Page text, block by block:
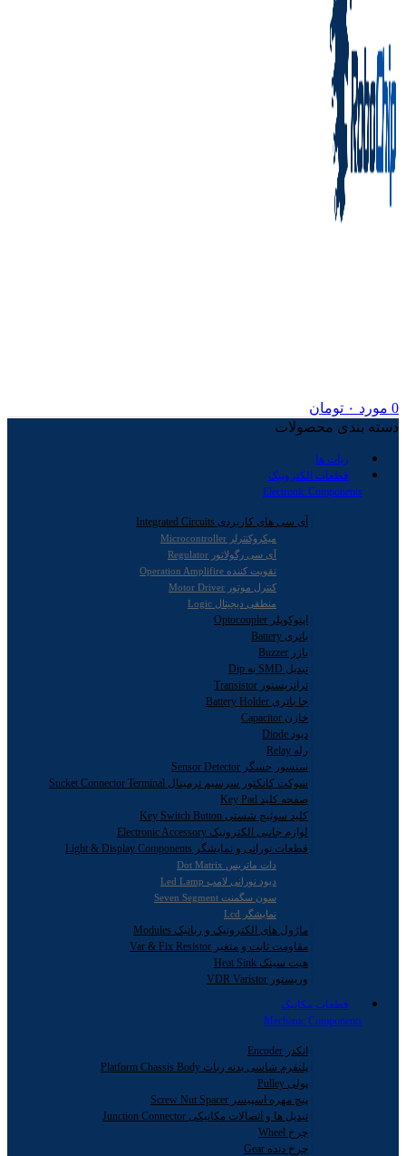
0 مورد ۰ تومان
دسته بندی محصولات
ربات ها
قطعات الکترونیک
Electronic Components
آی سی های کاربردی Integrated Circuits
میکروکنترلر Microcontroller
آی سی رگولاتور Regulator
تقویت کننده Operation Amplifire
کنترل موتور Motor Driver
منطقی دیجیتال Logic
اپتوکوپلر Optocoupler
باتری Battery
بازر Buzzer
تبدیل SMD به Dip
ترانزیستور Transistor
جا باتری Battery Holder
خازن Capacitor
دیود Diode
رله Relay
سنسور حسگر Sensor Detector
سوکت کانکتور سرسیم ترمینال Sucket Connector Terminal
صفحه کلید Key Pad
کلید سوئیچ شستی Key Switch Button
لوازم جانبی الکترونیک Electronic Accessory
قطعات نورانی و نمایشگر Light & Display Components
دات ماتریس Dot Matrix
دیود نورانی لامپ Led Lamp
سون سگمنت Seven Segment
نمایشگر Lcd
ماژول های الکترونیک و رباتیک Modules
مقاومت ثابت و متغیر Var & Fix Resistor
هیت سینک Heat Sink
وریستور VDR Varistor
قطعات مکانیک
Mechanic Components
انکدر Encoder
پلتفرم شاسی بدنه ربات Platform Chassis Body
پولی Pulley
پیچ مهره اسپیسر Screw Nut Spacer
تبدیل ها و اتصالات مکانیکی Junction Connector
چرخ Wheel
چرخ دنده Gear